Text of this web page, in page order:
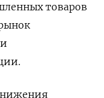
товаров